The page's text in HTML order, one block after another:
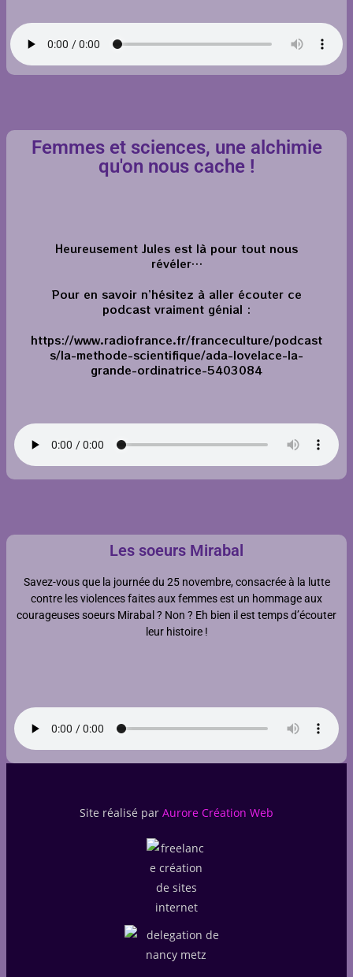
Femmes et sciences, une alchimie
qu'on nous cache !
Heureusement Jules est là pour tout nous
révéler…
Pour en savoir n’hésitez à aller écouter ce
podcast vraiment génial :
https://www.radiofrance.fr/franceculture/podcast
s/la-methode-scientifique/ada-lovelace-la-
grande-ordinatrice-5403084
Les soeurs Mirabal
Savez-vous que la journée du 25 novembre, consacrée à la lutte
contre les violences faites aux femmes est un hommage aux
courageuses soeurs Mirabal ? Non ? Eh bien il est temps d’écouter
leur histoire !
Site réalisé par Aurore Création Web